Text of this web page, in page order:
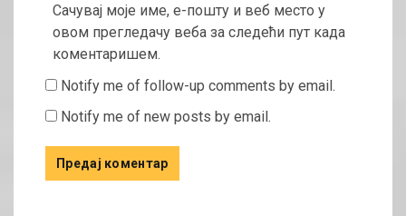
Сачувај моје име, е-пошту и веб место у
овом прегледачу веба за следећи пут када
коментаришем.
Notify me of follow-up comments by email.
Notify me of new posts by email.